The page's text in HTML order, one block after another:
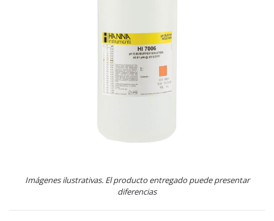
Imágenes ilustrativas. El producto entregado puede presentar
diferencias